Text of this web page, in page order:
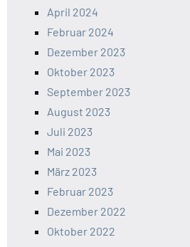
April 2024
Februar 2024
Dezember 2023
Oktober 2023
September 2023
August 2023
Juli 2023
Mai 2023
März 2023
Februar 2023
Dezember 2022
Oktober 2022